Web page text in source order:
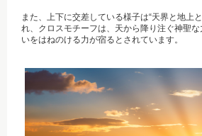
また、上下に交差している様子は“天界と地上
れ、クロスモチーフは、天から降り注ぐ神聖
いをはねのける力が宿るとされています。